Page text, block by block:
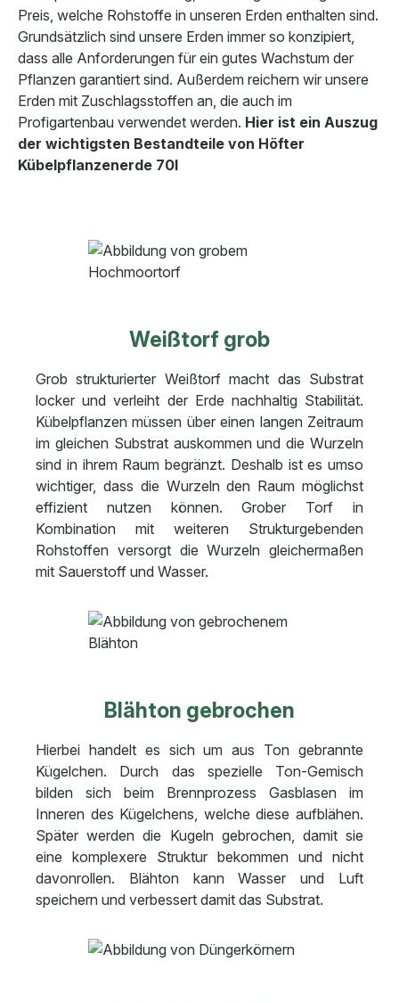
Preis, welche Rohstoffe in unseren Erden enthalten sind.
Grundsätzlich sind unsere Erden immer so konzipiert,
dass alle Anforderungen für ein gutes Wachstum der
Pflanzen garantiert sind. Außerdem reichern wir unsere
Erden mit Zuschlagsstoffen an, die auch im
Profigartenbau verwendet werden. Hier ist ein Auszug
der wichtigsten Bestandteile von Höfter
Kübelpflanzenerde 70l
Weißtorf grob
Grob strukturierter Weißtorf macht das Substrat
locker und verleiht der Erde nachhaltig Stabilität.
Kübelpflanzen müssen über einen langen Zeitraum
im gleichen Substrat auskommen und die Wurzeln
sind in ihrem Raum begränzt. Deshalb ist es umso
wichtiger, dass die Wurzeln den Raum möglichst
effizient nutzen können. Grober Torf in
Kombination mit weiteren Strukturgebenden
Rohstoffen versorgt die Wurzeln gleichermaßen
mit Sauerstoff und Wasser.
Blähton gebrochen
Hierbei handelt es sich um aus Ton gebrannte
Kügelchen. Durch das spezielle Ton-Gemisch
bilden sich beim Brennprozess Gasblasen im
Inneren des Kügelchens, welche diese aufblähen.
Später werden die Kugeln gebrochen, damit sie
eine komplexere Struktur bekommen und nicht
davonrollen. Blähton kann Wasser und Luft
speichern und verbessert damit das Substrat.